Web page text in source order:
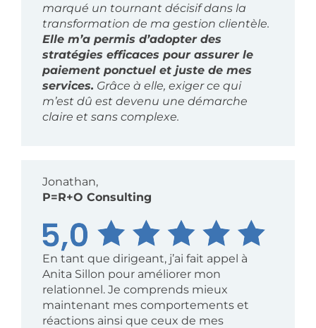
marqué un tournant décisif dans la
transformation de ma gestion clientèle.
Elle m’a permis d’adopter des
stratégies efficaces pour assurer le
paiement ponctuel et juste de mes
services. Grâce à elle, exiger ce qui
m’est dû est devenu une démarche
claire et sans complexe.
Jonathan,
P=R+O Consulting
En tant que dirigeant, j’ai fait appel à
Anita Sillon pour améliorer mon
relationnel. Je comprends mieux
maintenant mes comportements et
réactions ainsi que ceux de mes